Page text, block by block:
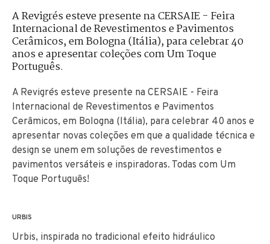
A Revigrés esteve presente na CERSAIE - Feira
Internacional de Revestimentos e Pavimentos
Cerâmicos, em Bologna (Itália), para celebrar 40
anos e apresentar coleções com Um Toque
Português.
A Revigrés esteve presente na CERSAIE - Feira
Internacional de Revestimentos e Pavimentos
Cerâmicos, em Bologna (Itália), para celebrar 40 anos e
apresentar novas coleções em que a qualidade técnica e
design se unem em soluções de revestimentos e
pavimentos versáteis e inspiradoras. Todas com Um
Toque Português!
URBIS
Urbis, inspirada no tradicional efeito hidráulico